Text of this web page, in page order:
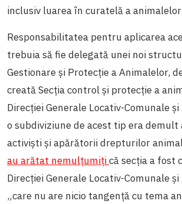
inclusiv luarea în curatelă a
Responsabilitatea pentru aplicarea
trebuia să fiedelegată unei noi
Gestionare și Protecție a Animalelor,
creată Secția control și protecție a
Direcției Generale Locativ-Comunale
o subdiviziune de acest tip era
activiști și apărătorii drepturilor
au arătat nemulțumițică secția a fost
Direcției Generale Locativ-Comunale
„care nu are nicio tangență cu tema